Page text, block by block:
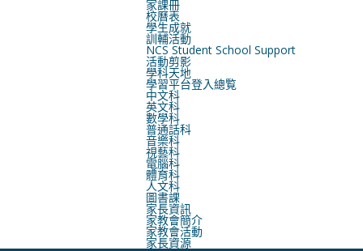
家課冊
校曆表
學生成就
訓輔活動
NCS Student School Support
活動剪影
學科天地
學習平台登入總覧
中文科
英文科
數學科
普通話科
音樂科
視藝科
電腦科
體育科
人文科
圖書課
家長資訊
家教會簡介
家教會活動
家長資源